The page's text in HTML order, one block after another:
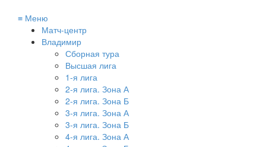
≡ Меню
Матч-центр
Владимир
Сборная тура
Высшая лига
1-я лига
2-я лига. Зона А
2-я лига. Зона Б
3-я лига. Зона А
3-я лига. Зона Б
4-я лига. Зона А